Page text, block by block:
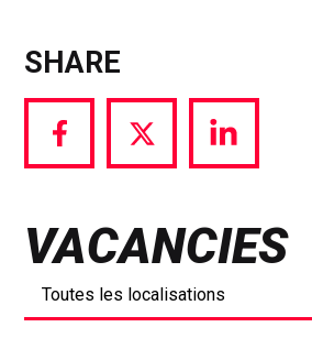
SHARE
Share
via
Share
via
Share
via
VACANCIES